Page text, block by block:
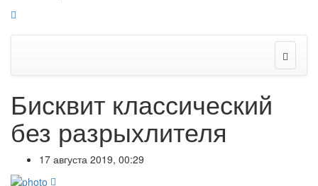
Бисквит классический
без разрыхлителя
17 августа 2019, 00:29